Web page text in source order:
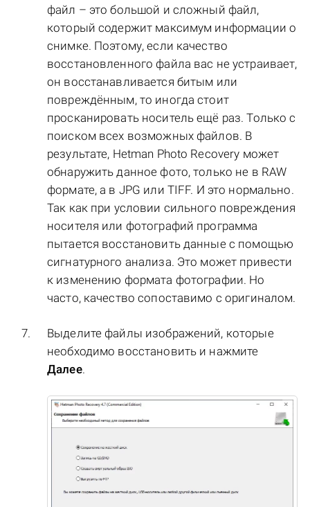
файл – это большой и сложный файл,
который содержит максимум информации о
снимке. Поэтому, если качество
восстановленного файла вас не устраивает,
он восстанавливается битым или
повреждённым, то иногда стоит
просканировать носитель ещё раз. Только с
поиском всех возможных файлов. В
результате, Hetman Photo Recovery может
обнаружить данное фото, только не в RAW
формате, а в JPG или TIFF. И это нормально.
Так как при условии сильного повреждения
носителя или фотографий программа
пытается восстановить данные с помощью
сигнатурного анализа. Это может привести
к изменению формата фотографии. Но
часто, качество сопоставимо с оригиналом.
Выделите файлы изображений, которые
необходимо восстановить и нажмите
Далее.